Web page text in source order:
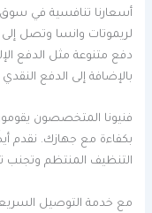
بالإضافة إلى الدفع
فنيونا المتخصصون
بكفاءة مع جهازك. نقدم
التنظيف المنتظم وتجنب
مع خدمة التوصيل